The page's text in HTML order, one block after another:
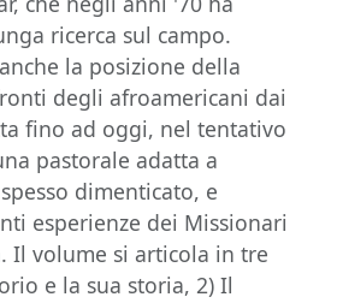
ricerca sul campo.
la posizione della
degli afroamericani dai
fino ad oggi, nel tentativo
pastorale adatta a
dimenticato, e
esperienze dei Missionari
Il volume si articola in tre
e la sua storia, 2) Il